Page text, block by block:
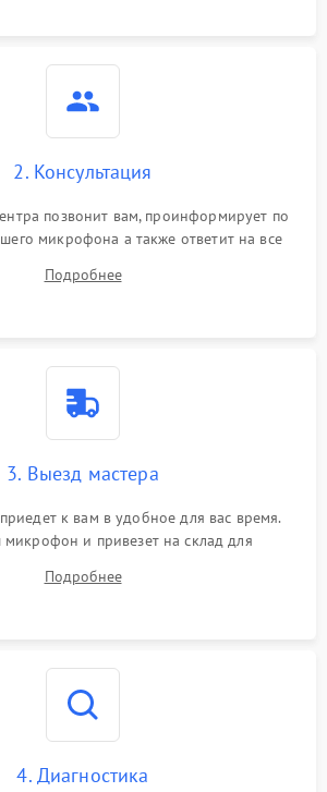
2. Консультация
позвонит вам, проинформирует по
микрофона а также ответит на все
Подробнее
3. Выезд мастера
к вам в удобное для вас время.
и привезет на склад для
Подробнее
4. Диагностика